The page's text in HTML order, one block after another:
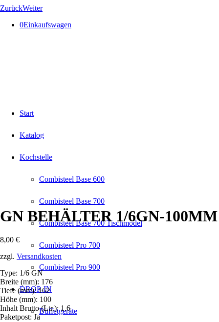
ZurückWeiter
0Einkaufswagen
Start
Katalog
Kochstelle
Combisteel Base 600
Combisteel Base 700
Combisteel Base 700 Tischmodel
Combisteel Pro 700
Combisteel Pro 900
DROP-IN
Büffetgeräte
GN BEHÄLTER 1/6GN-100MM
8,00 €
zzgl. Versandkosten
Type: 1/6 GN
Breite (mm): 176
Tiefe (mm): 162
Höhe (mm): 100
Inhalt Brutto (Ltr.): 1.6
Paketpost: Ja